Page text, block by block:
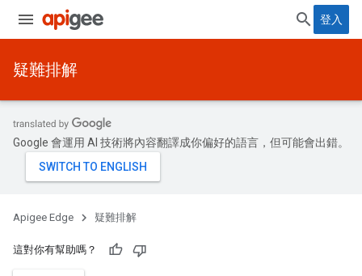
登入
疑難排解
Google 會運用 AI 技術將內容翻譯成你偏好的語言，但可能會出錯。
Apigee Edge 疑難排解
這對你有幫助嗎？